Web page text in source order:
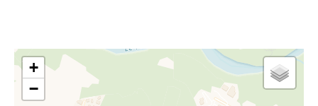
+
−